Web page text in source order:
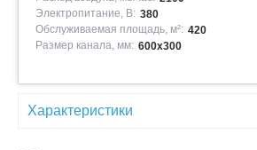
Электропитание, В: 380
Обслуживаемая площадь, м²: 420
Размер канала, мм: 600х300
Характеристики